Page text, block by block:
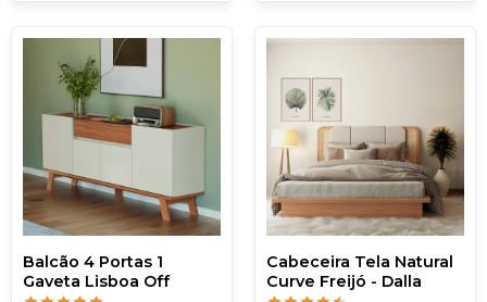
Balcão 4 Portas 1
Gaveta Lisboa Off
Cabeceira Tela Natural
Curve Freijó - Dalla